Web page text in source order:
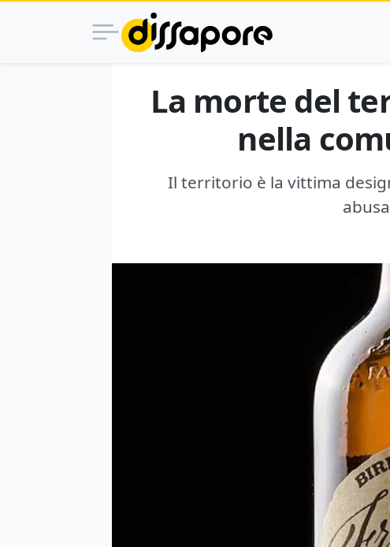
La morte del
nella
Il territorio è la vittima